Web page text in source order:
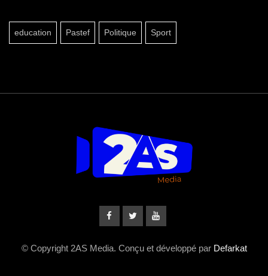
education Pastef Politique Sport
© Copyright 2AS Media. Conçu et développé par Defarkat